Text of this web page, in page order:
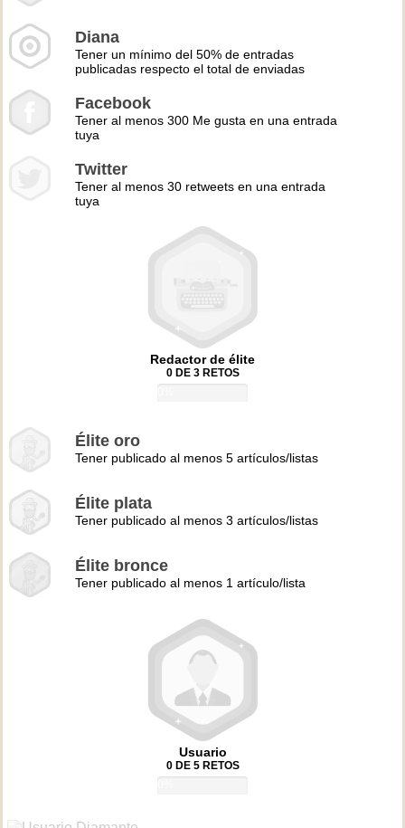
Diana
Tener un mínimo del 50% de entradas
publicadas respecto el total de enviadas
Facebook
Tener al menos 300 Me gusta en una entrada
tuya
Twitter
Tener al menos 30 retweets en una entrada
tuya
Redactor de élite
0 DE 3 RETOS
Élite oro
Tener publicado al menos 5 artículos/listas
Élite plata
Tener publicado al menos 3 artículos/listas
Élite bronce
Tener publicado al menos 1 artículo/lista
Usuario
0 DE 5 RETOS